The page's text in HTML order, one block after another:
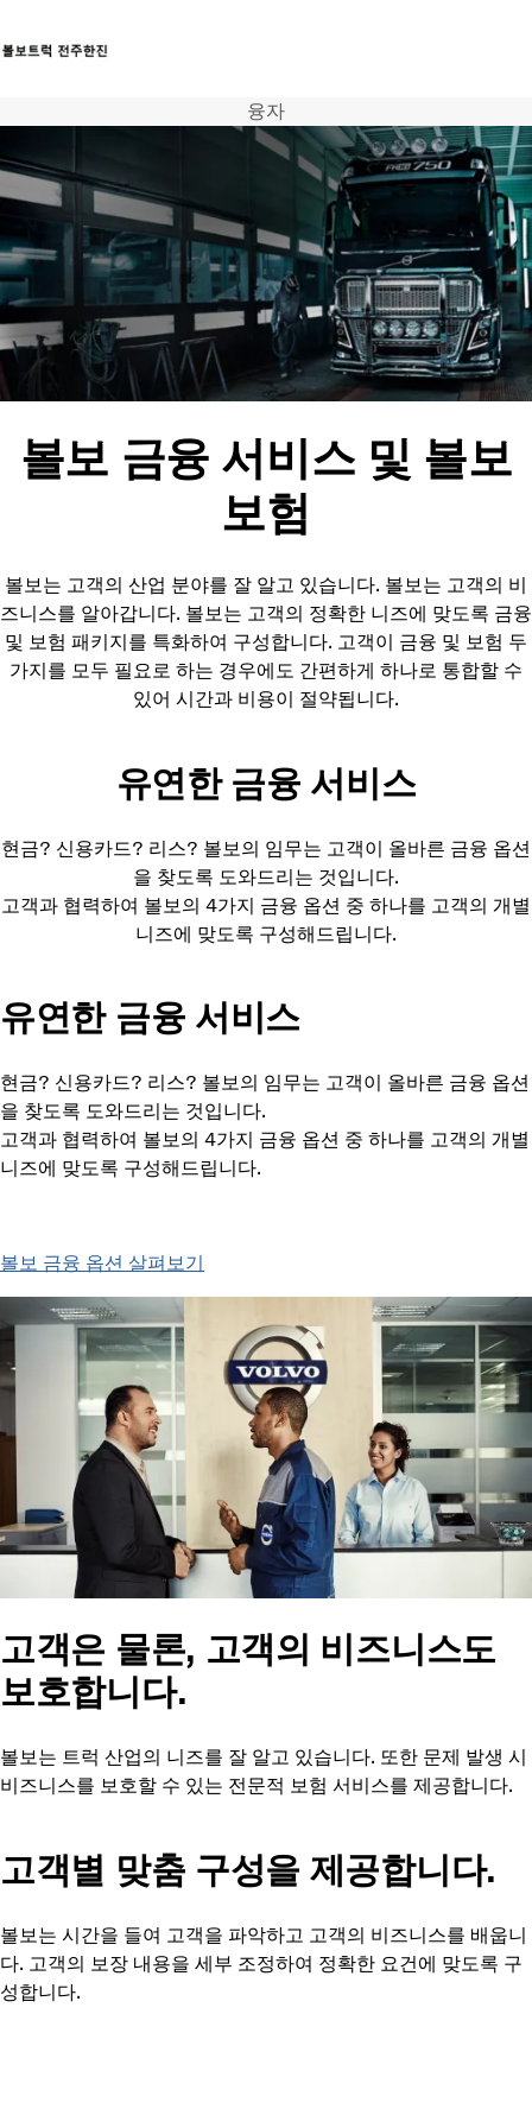
트럭
서비스
뉴스
융자
볼보 금융 서비스 및 볼보
보험
볼보는 고객의 산업 분야를 잘 알고 있습니다. 볼보는 고객의 비
즈니스를 알아갑니다. 볼보는 고객의 정확한 니즈에 맞도록 금융
및 보험 패키지를 특화하여 구성합니다. 고객이 금융 및 보험 두
가지를 모두 필요로 하는 경우에도 간편하게 하나로 통합할 수
있어 시간과 비용이 절약됩니다.
유연한 금융 서비스
현금? 신용카드? 리스? 볼보의 임무는 고객이 올바른 금융 옵션
을 찾도록 도와드리는 것입니다.
고객과 협력하여 볼보의 4가지 금융 옵션 중 하나를 고객의 개별
니즈에 맞도록 구성해드립니다.
유연한 금융 서비스
현금? 신용카드? 리스? 볼보의 임무는 고객이 올바른 금융 옵션
을 찾도록 도와드리는 것입니다.
고객과 협력하여 볼보의 4가지 금융 옵션 중 하나를 고객의 개별
니즈에 맞도록 구성해드립니다.
볼보 금융 옵션 살펴보기
고객은 물론, 고객의 비즈니스도
보호합니다.
볼보는 트럭 산업의 니즈를 잘 알고 있습니다. 또한 문제 발생 시
비즈니스를 보호할 수 있는 전문적 보험 서비스를 제공합니다.
고객별 맞춤 구성을 제공합니다.
볼보는 시간을 들여 고객을 파악하고 고객의 비즈니스를 배웁니
다. 고객의 보장 내용을 세부 조정하여 정확한 요건에 맞도록 구
성합니다.